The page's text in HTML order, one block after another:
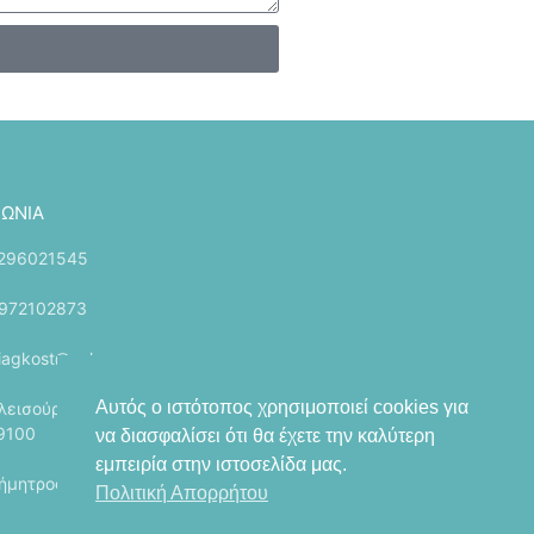
4, Μέγαρα, Αττική
35, Ελευσίνα, 19200
Αυτός ο ιστότοπος χρησιμοποιεί cookies για
να διασφαλίσει ότι θα έχετε την καλύτερη
εμπειρία στην ιστοσελίδα μας.
Πολιτική Απορρήτου